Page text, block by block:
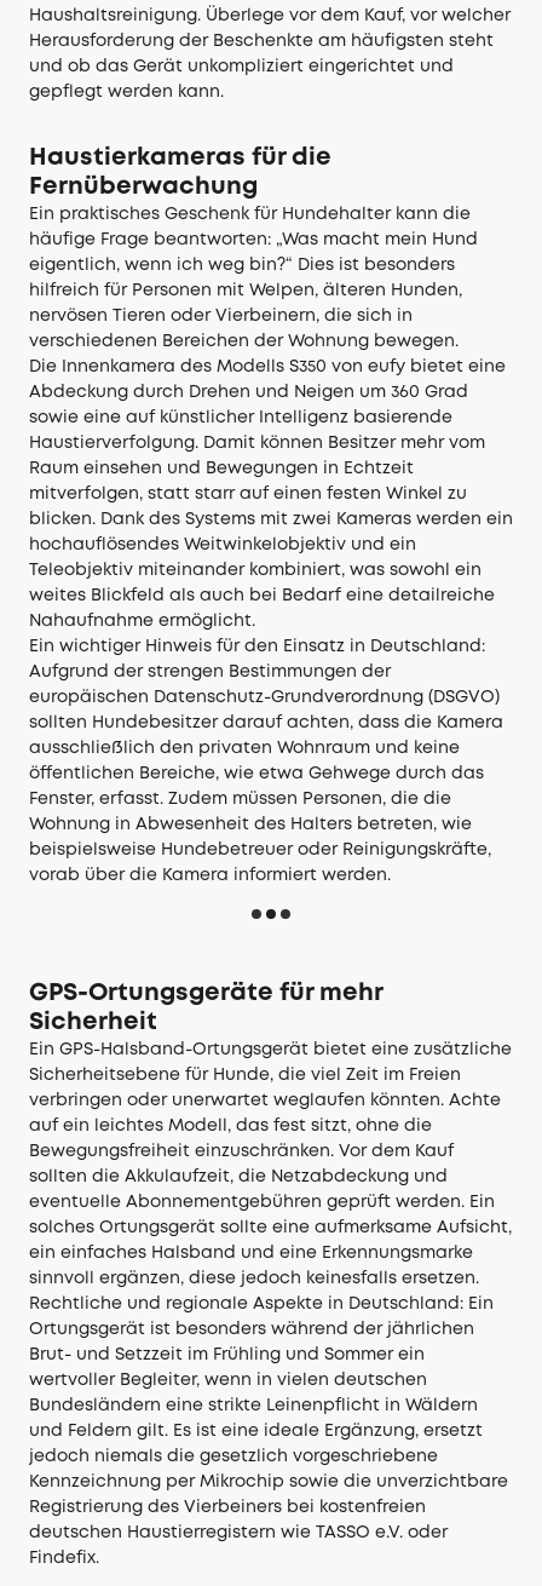
Haushaltsreinigung. Überlege vor dem Kauf, vor welcher
Herausforderung der Beschenkte am häufigsten steht
und ob das Gerät unkompliziert eingerichtet und
gepflegt werden kann.
Haustierkameras für die
Fernüberwachung
Ein praktisches Geschenk für Hundehalter kann die
häufige Frage beantworten: „Was macht mein Hund
eigentlich, wenn ich weg bin?“ Dies ist besonders
hilfreich für Personen mit Welpen, älteren Hunden,
nervösen Tieren oder Vierbeinern, die sich in
verschiedenen Bereichen der Wohnung bewegen.
Die Innenkamera des Modells S350 von eufy bietet eine
Abdeckung durch Drehen und Neigen um 360 Grad
sowie eine auf künstlicher Intelligenz basierende
Haustierverfolgung. Damit können Besitzer mehr vom
Raum einsehen und Bewegungen in Echtzeit
mitverfolgen, statt starr auf einen festen Winkel zu
blicken. Dank des Systems mit zwei Kameras werden ein
hochauflösendes Weitwinkelobjektiv und ein
Teleobjektiv miteinander kombiniert, was sowohl ein
weites Blickfeld als auch bei Bedarf eine detailreiche
Nahaufnahme ermöglicht.
Ein wichtiger Hinweis für den Einsatz in Deutschland:
Aufgrund der strengen Bestimmungen der
europäischen Datenschutz-Grundverordnung (DSGVO)
sollten Hundebesitzer darauf achten, dass die Kamera
ausschließlich den privaten Wohnraum und keine
öffentlichen Bereiche, wie etwa Gehwege durch das
Fenster, erfasst. Zudem müssen Personen, die die
Wohnung in Abwesenheit des Halters betreten, wie
beispielsweise Hundebetreuer oder Reinigungskräfte,
vorab über die Kamera informiert werden.
GPS-Ortungsgeräte für mehr
Sicherheit
Ein GPS-Halsband-Ortungsgerät bietet eine zusätzliche
Sicherheitsebene für Hunde, die viel Zeit im Freien
verbringen oder unerwartet weglaufen könnten. Achte
auf ein leichtes Modell, das fest sitzt, ohne die
Bewegungsfreiheit einzuschränken. Vor dem Kauf
sollten die Akkulaufzeit, die Netzabdeckung und
eventuelle Abonnementgebühren geprüft werden. Ein
solches Ortungsgerät sollte eine aufmerksame Aufsicht,
ein einfaches Halsband und eine Erkennungsmarke
sinnvoll ergänzen, diese jedoch keinesfalls ersetzen.
Rechtliche und regionale Aspekte in Deutschland: Ein
Ortungsgerät ist besonders während der jährlichen
Brut- und Setzzeit im Frühling und Sommer ein
wertvoller Begleiter, wenn in vielen deutschen
Bundesländern eine strikte Leinenpflicht in Wäldern
und Feldern gilt. Es ist eine ideale Ergänzung, ersetzt
jedoch niemals die gesetzlich vorgeschriebene
Kennzeichnung per Mikrochip sowie die unverzichtbare
Registrierung des Vierbeiners bei kostenfreien
deutschen Haustierregistern wie TASSO e.V. oder
Findefix.